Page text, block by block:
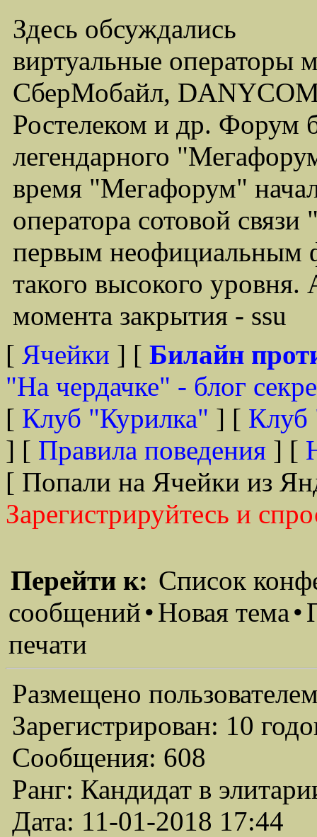
Здесь обсуждались
виртуальные операторы
СберМобайл,
Ростелеком и др. Форум
легендарного
время "Мегафорум"
оператора сотовой
первым неофициальным
такого высокого
момента закрытия - ssu
[ Ячейки ] [ Билайн
"На чердачке" - блог
[ Клуб "Курилка" ] [ Клуб
] [ Правила поведения ] [
[ Попали на Ячейки из
Зарегистрируйтесь и
Перейти к: Список
сообщений•Новая тема•
печати
Размещено
Зарегистрирован: 10
Сообщения: 608
Ранг: Кандидат в
Дата: 11-01-2018 17:44